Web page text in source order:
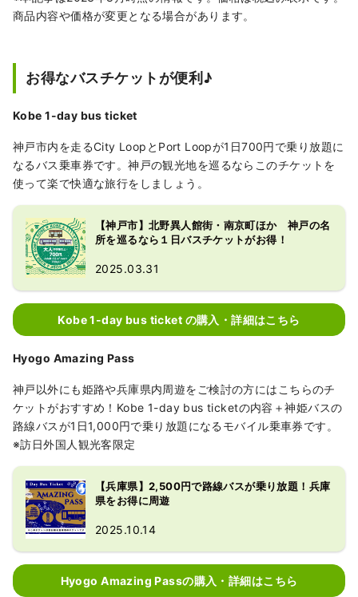
商品内容や価格が変更となる場合があります。
お得なバスチケットが便利♪
Kobe 1-day bus ticket
神戸市内を走るCity LoopとPort Loopが1日700円で乗り放題に
なるバス乗車券です。神戸の観光地を巡るならこのチケットを
使って楽で快適な旅行をしましょう。
【神戸市】北野異人館街・南京町ほか 神戸の名
所を巡るなら１日バスチケットがお得！
2025.03.31
Kobe 1-day bus ticket の購入・詳細はこちら
Hyogo Amazing Pass
神戸以外にも姫路や兵庫県内周遊をご検討の方にはこちらのチ
ケットがおすすめ！Kobe 1-day bus ticketの内容＋神姫バスの
路線バスが1日1,000円で乗り放題になるモバイル乗車券です。
※訪日外国人観光客限定
【兵庫県】2,500円で路線バスが乗り放題！兵庫
県をお得に周遊
2025.10.14
Hyogo Amazing Passの購入・詳細はこちら